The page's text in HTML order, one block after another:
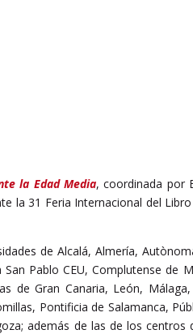
la Edad Media, coordinada por
la 31 Feria Internacional del
de Alcalá, Almería,
Pablo CEU, Complutense de
de Gran Canaria, León,
Pontificia de Salamanca,
además de las de los centros